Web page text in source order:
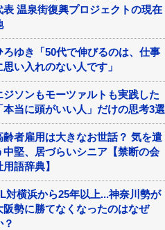
表 温泉街復興プロジェクトの現在
ろゆき「50代で伸びるのは、仕事
思い入れのない人です」
ジソンもモーツァルトも実践した
本当に頭がいい人」だけの思考3選
齢者雇用は大きなお世話？ 気を遣
中堅、居づらいシニア【禁断の会
用語辞典】
対横浜から25年以上...神奈川勢が
阪勢に勝てなくなったのはなぜ
？